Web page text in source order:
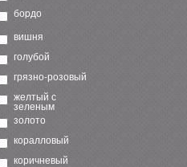
боpдо
вишня
голубой
грязно-розовый
желтый с
зеленым
золото
коралловый
коричневый